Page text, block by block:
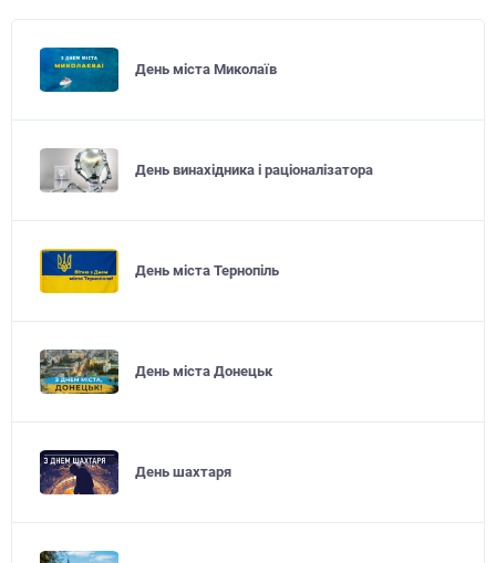
День міста Миколаїв
День винахідника і раціоналізатора
День міста Тернопіль
День міста Донецьк
День шахтаря